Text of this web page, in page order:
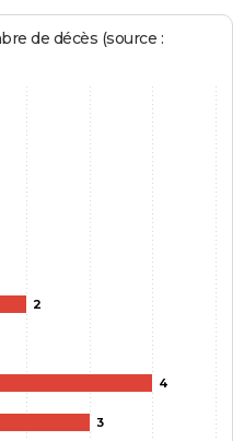
de décès (source :
2
4
3